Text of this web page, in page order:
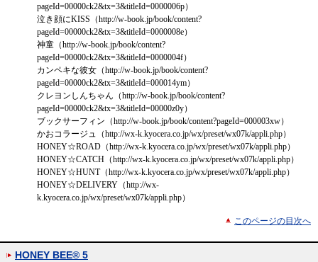
pageId=00000ck2&tx=3&titleId=0000006p）
泣き顔にKISS（http://w-book.jp/book/content?
pageId=00000ck2&tx=3&titleId=0000008e）
神童（http://w-book.jp/book/content?
pageId=00000ck2&tx=3&titleId=0000004f）
カンペキな彼女（http://w-book.jp/book/content?
pageId=00000ck2&tx=3&titleId=000014ym）
クレヨンしんちゃん（http://w-book.jp/book/content?
pageId=00000ck2&tx=3&titleId=00000z0y）
ブックサーフィン（http://w-book.jp/book/content?pageId=000003xw）
かおコラージュ（http://wx-k.kyocera.co.jp/wx/preset/wx07k/appli.php）
HONEY☆ROAD（http://wx-k.kyocera.co.jp/wx/preset/wx07k/appli.php）
HONEY☆CATCH（http://wx-k.kyocera.co.jp/wx/preset/wx07k/appli.php）
HONEY☆HUNT（http://wx-k.kyocera.co.jp/wx/preset/wx07k/appli.php）
HONEY☆DELIVERY（http://wx-
k.kyocera.co.jp/wx/preset/wx07k/appli.php）
このページの目次へ
HONEY BEE® 5